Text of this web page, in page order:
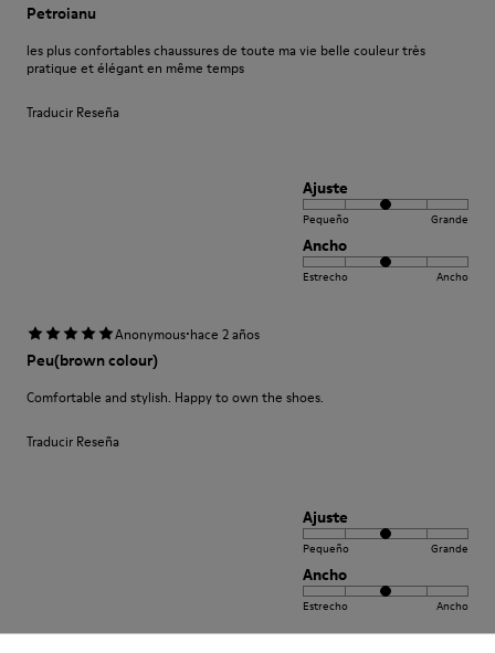
Petroianu
les plus confortables chaussures de toute ma vie belle couleur très
pratique et élégant en même temps
Traducir Reseña
Ajuste
Pequeño Grande
Ancho
Estrecho Ancho
Anonymous·hace 2 años
Peu(brown colour)
Comfortable and stylish. Happy to own the shoes.
Traducir Reseña
Ajuste
Pequeño Grande
Ancho
Estrecho Ancho